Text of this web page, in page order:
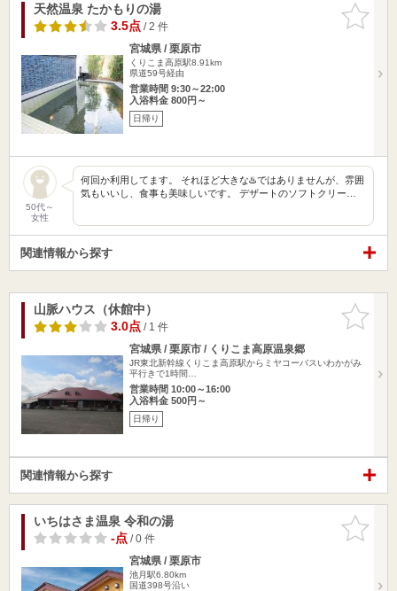
お気に入
りに追加
天然温泉 たかもりの湯
3.5点/ 2 件
宮城県 / 栗原市
くりこま高原駅8.91km
県道59号経由
営業時間 9:30～22:00
入浴料金 800円～
日帰り
50代～
女性
何回か利用してます。 それほど大きな♨️ではありませんが、雰囲
気もいいし、食事も美味しいです。 デザートのソフトクリー…
関連情報から探す
お気に入
りに追加
山脈ハウス（休館中）
3.0点/ 1 件
宮城県 / 栗原市 / くりこま高原温泉郷
JR東北新幹線くりこま高原駅からミヤコーバスいわかがみ
平行きで1時間…
営業時間 10:00～16:00
入浴料金 500円～
日帰り
関連情報から探す
お気に入
りに追加
いちはさま温泉 令和の湯
-点/ 0 件
宮城県 / 栗原市
池月駅6.80km
国道398号沿い